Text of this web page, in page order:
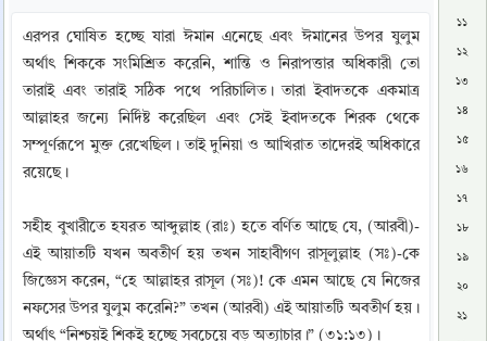
এরপর ঘোষিত হচ্ছে যারা ঈমান এনেছে এবং ঈমানের উপর যুলুম
অর্থাৎ শিককে সংমিশ্রিত করেনি, শান্তি ও নিরাপত্তার অধিকারী তো
তারাই এবং তারাই সঠিক পথে পরিচালিত। তারা ইবাদতকে একমাত্র
আল্লাহর জন্যে নির্দিষ্ট করেছিল এবং সেই ইবাদতকে শিরক থেকে
সম্পূর্ণরূপে মুক্ত রেখেছিল। তাই দুনিয়া ও আখিরাত তাদেরই অধিকারে
রয়েছে।
সহীহ বুখারীতে হযরত আব্দুল্লাহ (রাঃ) হতে বর্ণিত আছে যে, (আরবী)-
এই আয়াতটি যখন অবতীর্ণ হয় তখন সাহাবীগণ রাসূলুল্লাহ (সঃ)-কে
জিজ্ঞেস করেন, “হে আল্লাহর রাসূল (সঃ)! কে এমন আছে যে নিজের
নফসের উপর যুলুম করেনি?” তখন (আরবী) এই আয়াতটি অবতীর্ণ হয়।
অর্থাৎ “নিশ্চয়ই শিকই হচ্ছে সবচেয়ে বড় অত্যাচার।” (৩১:১৩)।
১১
১২
১৩
১৪
১৫
১৬
১৭
১৮
১৯
২০
২১
Copy